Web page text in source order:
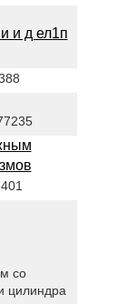
и д ел1п
со
цилиндра